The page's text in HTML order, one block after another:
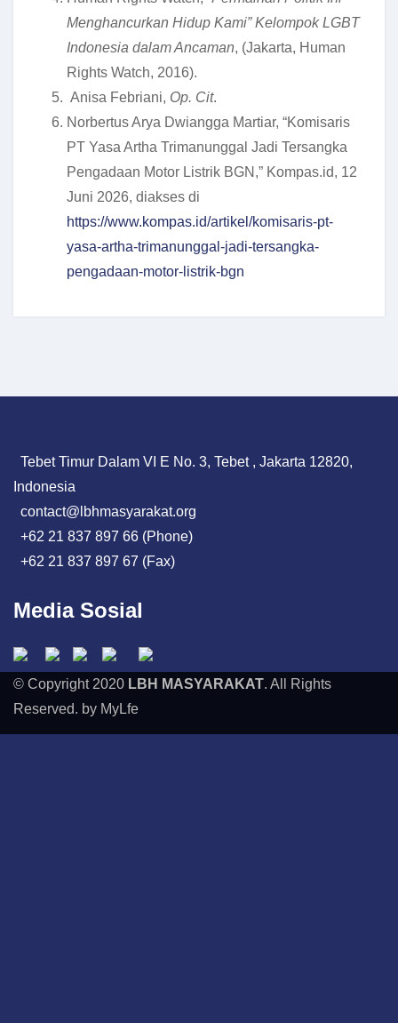
Menghancurkan Hidup Kami” Kelompok LGBT
Indonesia dalam Ancaman, (Jakarta, Human
Rights Watch, 2016).
Anisa Febriani, Op. Cit.
Norbertus Arya Dwiangga Martiar, “Komisaris
PT Yasa Artha Trimanunggal Jadi Tersangka
Pengadaan Motor Listrik BGN,” Kompas.id, 12
Juni 2026, diakses di
https://www.kompas.id/artikel/komisaris-pt-
yasa-artha-trimanunggal-jadi-tersangka-
pengadaan-motor-listrik-bgn
Tebet Timur Dalam VI E No. 3, Tebet , Jakarta 12820,
Indonesia
contact@lbhmasyarakat.org
+62 21 837 897 66 (Phone)
+62 21 837 897 67 (Fax)
Media Sosial
© Copyright 2020 LBH MASYARAKAT. All Rights
Reserved. by MyLfe